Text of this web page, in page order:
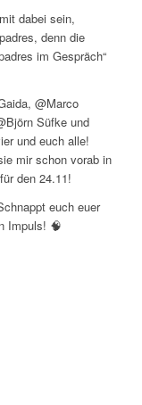
dabei sein,
denn die
im Gespräch“
@Marco
Süfke und
und euch alle!
mir schon vorab in
den 24.11!
euch euer
Impuls! 🧠